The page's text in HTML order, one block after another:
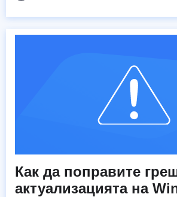
Как да поправите
актуализацията на